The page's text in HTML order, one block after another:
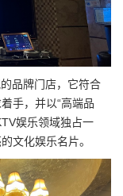
品牌门店，它符合
手，并以“高端品
娱乐领域独占一
文化娱乐名片。